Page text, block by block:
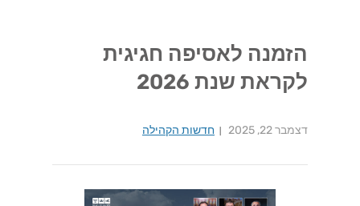
הזמנה לאסיפה חגיגית
לקראת שנת 2026
דצמבר 22, 2025 חדשות הקהילה